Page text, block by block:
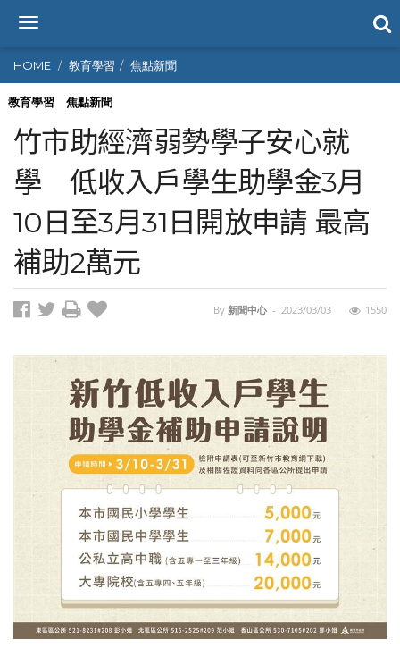
T
g
g
l
n
a
v
i
g
a
t
i
o
n
HOME 教育學習 焦點新聞
教育學習 焦點新聞
竹市助經濟弱勢學子安心就
學 低收入戶學生助學金3月
10日至3月31日開放申請 最高
補助2萬元
By 新聞中心 - 2023/03/03 1550